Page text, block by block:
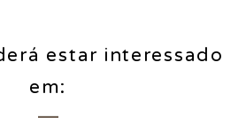
estar interessado
em: